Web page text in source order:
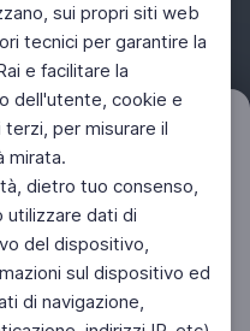
sui propri siti web
tecnici per garantire la
e facilitare la
dell'utente, cookie e
per misurare il
mirata.
dietro tuo consenso,
utilizzare dati di
del dispositivo,
sul dispositivo ed
di navigazione,
Twitter